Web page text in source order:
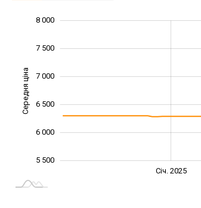
Середня ціна
5 500
6 000
6 500
7 000
7 500
8 000
Січ. 2025